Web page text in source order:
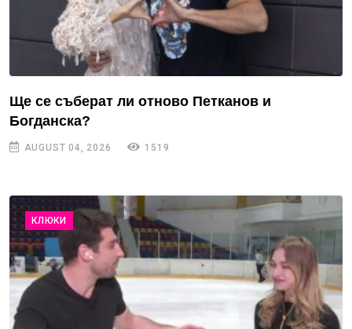
Ще се съберат ли отново Петканов и
Богданска?
AUGUST 04, 2026 1519
КЛЮКИ